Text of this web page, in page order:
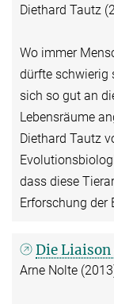
Diethard Tautz
Wo immer
dürfte schwierig
sich so gut an
Lebensräume
Diethard Tautz
dass diese
Erforschung der
Die Liaison
Arne Nolte